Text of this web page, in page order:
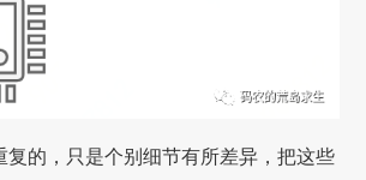
复的，只是个别细节有所差异，把这些